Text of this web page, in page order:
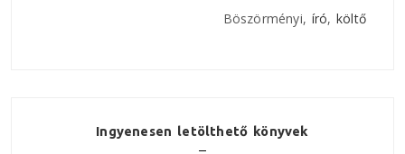
Böszörményi, író, költő
Ingyenesen letölthető könyvek